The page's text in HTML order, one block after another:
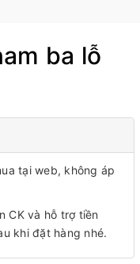
ba lỗ
tại web, không áp
CK và hỗ trợ tiền
khi đặt hàng nhé.